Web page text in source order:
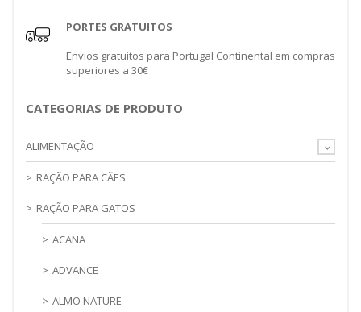
PORTES GRATUITOS
Envios gratuitos para Portugal Continental em compras
superiores a 30€
CATEGORIAS DE PRODUTO
ALIMENTAÇÃO
RAÇÃO PARA CÃES
RAÇÃO PARA GATOS
ACANA
ADVANCE
ALMO NATURE